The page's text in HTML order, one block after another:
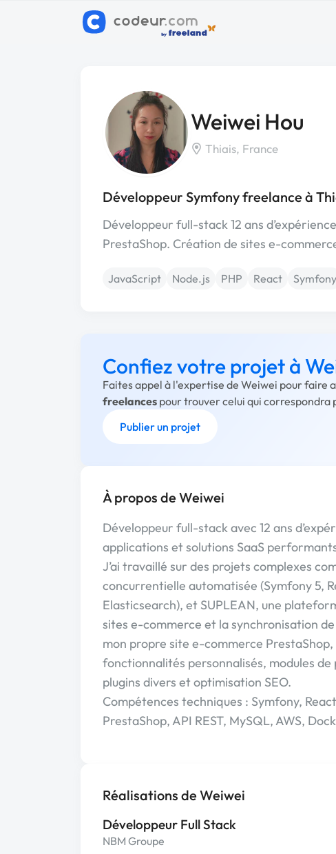
Weiwei Hou
Thiais, France
Développeur Symfony freelance à
Développeur full-stack 12 ans
PrestaShop. Création de sites e-
JavaScript Node.js PHP React Symfony
Confiez votre projet à
Faites appel à l'expertise de Weiwei pour faire
freelances pour trouver celui qui correspondra
Publier un projet
À propos de Weiwei
Développeur full-stack avec 12 ans
applications et solutions SaaS
J’ai travaillé sur des projets complexes
concurrentielle automatisée (Symfony 5,
Elasticsearch), et SUPLEAN, une
sites e-commerce et la synchronisation
mon propre site e-commerce
fonctionnalités personnalisés, modules
plugins divers et optimisation SEO.
Compétences techniques : Symfony,
PrestaShop, API REST, MySQL, AWS,
Réalisations de Weiwei
Développeur Full Stack
NBM Groupe